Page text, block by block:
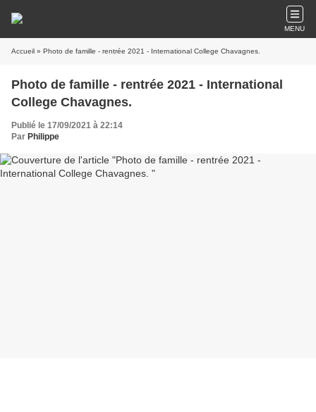
MENU
Accueil » Photo de famille - rentrée 2021 - International College Chavagnes.
Photo de famille - rentrée 2021 - International
College Chavagnes.
Publié le 17/09/2021 à 22:14
Par Philippe